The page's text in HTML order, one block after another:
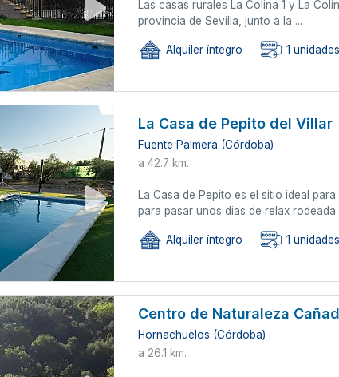
Las casas rurales La Colina 1 y La
provincia de Sevilla, junto a la ...
Alquiler íntegro 1 unidades
La Casa de Pepito del Villar
Fuente Palmera (Córdoba)
a 42.7 km.
La Casa de Pepito es el sitio ideal
para pasar unos dias de relax
Alquiler íntegro 1 unidades
Centro de Naturaleza
Hornachuelos (Córdoba)
a 26.1 km.